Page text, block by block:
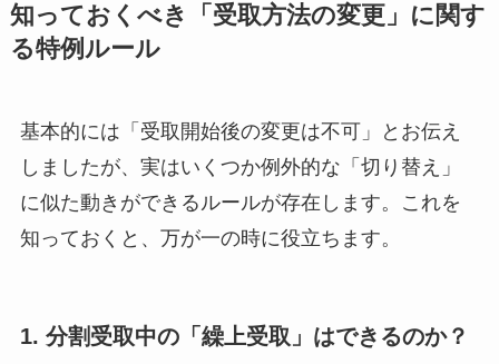
知っておくべき「受取方法の変更」に関す
る特例ルール
基本的には「受取開始後の変更は不可」とお伝え
しましたが、実はいくつか例外的な「切り替え」
に似た動きができるルールが存在します。これを
知っておくと、万が一の時に役立ちます。
1. 分割受取中の「繰上受取」はできるのか？